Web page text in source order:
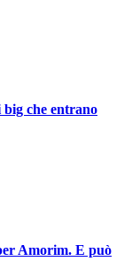
big che entrano
Amorim. E può